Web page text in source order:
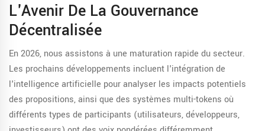
L'Avenir De La Gouvernance
Décentralisée
En 2026, nous assistons à une maturation rapide du secteur.
Les prochains développements incluent l'intégration de
l'intelligence artificielle pour analyser les impacts potentiels
des propositions, ainsi que des systèmes multi-tokens où
différents types de participants (utilisateurs, développeurs,